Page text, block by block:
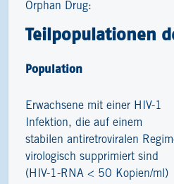
Orphan Drug:
Teilpopulationen
Population
Erwachsene mit einer HIV-1
Infektion, die auf einem
stabilen antiretroviralen
virologisch supprimiert sind
(HIV-1-RNA < 50 Kopien/ml)